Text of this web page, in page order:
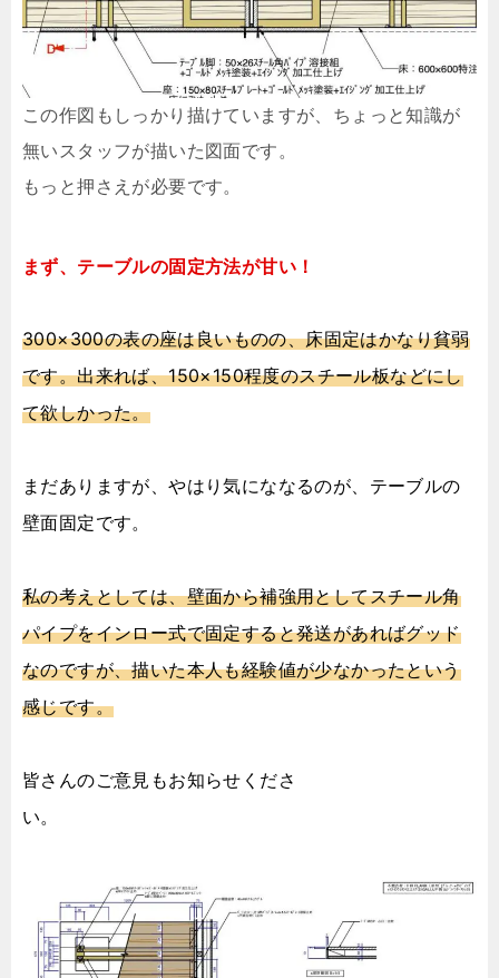
この作図もしっかり描けていますが、ちょっと知識が
無いスタッフが描いた図面です。
もっと押さえが必要です。
まず、テーブルの固定方法が甘い！
300×300の表の座は良いものの、床固定はかなり貧弱
です。出来れば、150×150程度のスチール板などにし
て欲しかった。
まだありますが、やはり気にななるのが、テーブルの
壁面固定です。
私の考えとしては、壁面から補強用としてスチール角
パイプをインロー式で固定すると発送があればグッド
なのですが、描いた本人も経験値が少なかったという
感じです。
皆さんのご意見もお知らせくださ
い。